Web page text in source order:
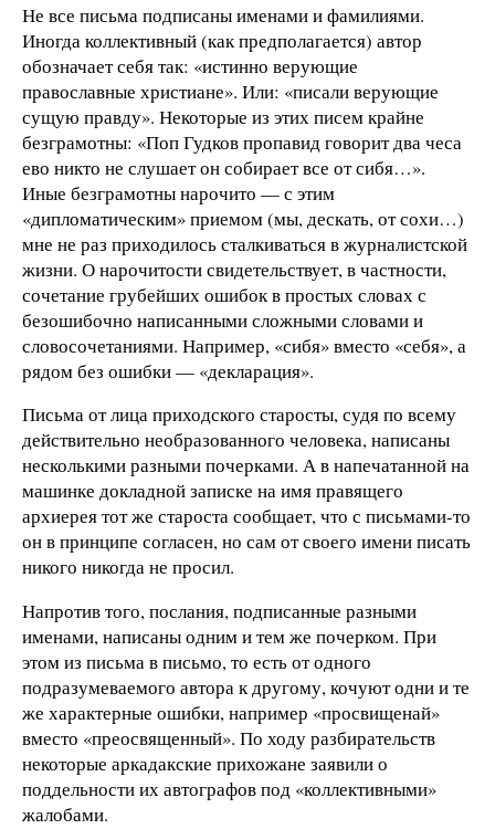
Не все письма подписаны именами и фамилиями.
Иногда коллективный (как предполагается) автор
обозначает себя так: «истинно верующие
православные христиане». Или: «писали верующие
сущую правду». Некоторые из этих писем крайне
безграмотны: «Поп Гудков пропавид говорит два чеса
ево никто не слушает он собирает все от сибя…».
Иные безграмотны нарочито — с этим
«дипломатическим» приемом (мы, дескать, от сохи…)
мне не раз приходилось сталкиваться в журналистской
жизни. О нарочитости свидетельствует, в частности,
сочетание грубейших ошибок в простых словах с
безошибочно написанными сложными словами и
словосочетаниями. Например, «сибя» вместо «себя», а
рядом без ошибки — «декларация».
Письма от лица приходского старосты, судя по всему
действительно необразованного человека, написаны
несколькими разными почерками. А в напечатанной на
машинке докладной записке на имя правящего
архиерея тот же староста сообщает, что с письмами-то
он в принципе согласен, но сам от своего имени писать
никого никогда не просил.
Напротив того, послания, подписанные разными
именами, написаны одним и тем же почерком. При
этом из письма в письмо, то есть от одного
подразумеваемого автора к другому, кочуют одни и те
же характерные ошибки, например «просвищенай»
вместо «преосвященный». По ходу разбирательств
некоторые аркадакские прихожане заявили о
поддельности их автографов под «коллективными»
жалобами.